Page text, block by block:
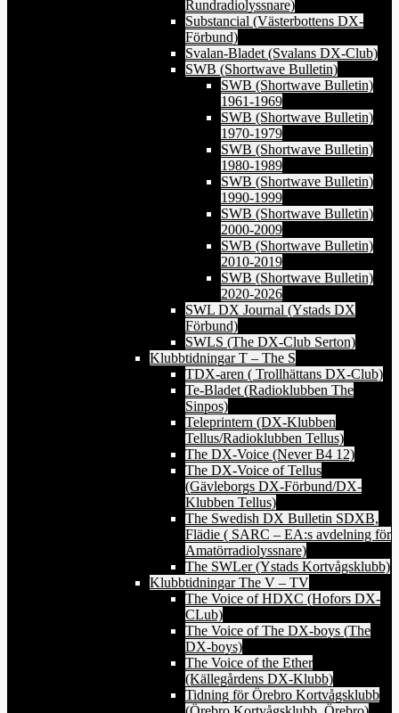
Rundradiolyssnare)
Substancial (Västerbottens DX-
Förbund)
Svalan-Bladet (Svalans DX-Club)
SWB (Shortwave Bulletin)
SWB (Shortwave Bulletin)
1961-1969
SWB (Shortwave Bulletin)
1970-1979
SWB (Shortwave Bulletin)
1980-1989
SWB (Shortwave Bulletin)
1990-1999
SWB (Shortwave Bulletin)
2000-2009
SWB (Shortwave Bulletin)
2010-2019
SWB (Shortwave Bulletin)
2020-2026
SWL DX Journal (Ystads DX
Förbund)
SWLS (The DX-Club Serton)
Klubbtidningar T – The S
TDX-aren ( Trollhättans DX-Club)
Te-Bladet (Radioklubben The
Sinpos)
Teleprintern (DX-Klubben
Tellus/Radioklubben Tellus)
The DX-Voice (Never B4 12)
The DX-Voice of Tellus
(Gävleborgs DX-Förbund/DX-
Klubben Tellus)
The Swedish DX Bulletin SDXB,
Flädie ( SARC – EA:s avdelning för
Amatörradiolyssnare)
The SWLer (Ystads Kortvågsklubb)
Klubbtidningar The V – TV
The Voice of HDXC (Hofors DX-
CLub)
The Voice of The DX-boys (The
DX-boys)
The Voice of the Ether
(Källegårdens DX-Klubb)
Tidning för Örebro Kortvågsklubb